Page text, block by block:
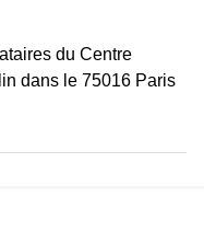
du Centre
dans le 75016 Paris